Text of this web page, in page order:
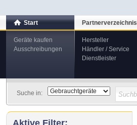
Start
Geräte kaufen
Ausschreibungen
Partnerverzeichnis
Hersteller
Händler / Service
Dienstleister
Suche in:
Aktive Filter: